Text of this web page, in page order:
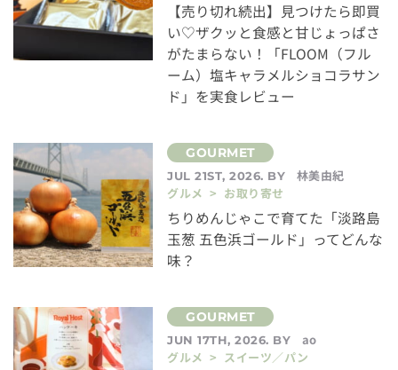
【売り切れ続出】見つけたら即買
い♡ザクッと食感と甘じょっぱさ
がたまらない！「FLOOM（フル
ーム）塩キャラメルショコラサン
ド」を実食レビュー
JUL 21ST, 2026. BY
林美由紀
グルメ > お取り寄せ
ちりめんじゃこで育てた「淡路島
玉葱 五色浜ゴールド」ってどんな
味？
JUN 17TH, 2026. BY
ao
グルメ > スイーツ／パン